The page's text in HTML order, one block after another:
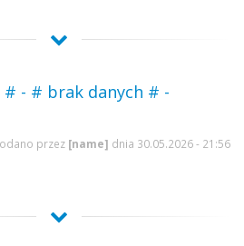
- # brak danych # -
przez [name] dnia 30.05.2026 - 21:56